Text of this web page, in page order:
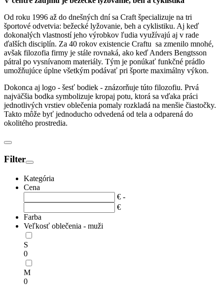
Od roku 1996 až do dnešných dní sa Craft špecializuje na tri
športové odvetvia: bežecké lyžovanie, beh a cyklistiku. Aj keď
dokonalých vlastností jeho výrobkov ľudia využívajú aj v rade
ďalších disciplín. Za 40 rokov existencie Craftu sa zmenilo mnohé,
avšak filozofia firmy je stále rovnaká, ako keď Anders Bengtsson
pátral po vysnívanom materiály. Tým je ponúkať funkčné prádlo
umožňujúce úplne všetkým podávať pri športe maximálny výkon.
Dokonca aj logo - šesť bodiek - znázorňuje túto filozofiu. Prvá
najväčšia bodka symbolizuje kropaj potu, ktorá sa vďaka práci
jednotlivých vrstiev oblečenia pomaly rozkladá na menšie čiastočky.
Takto môže byť jednoducho odvedená od tela a odparená do
okolitého prostredia.
Filter
Kategória
Cena
€ -
€
Farba
Veľkosť oblečenia - muži
S
0
M
0